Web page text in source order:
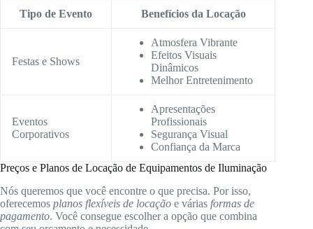
Tipo de Evento
Benefícios da Locação
Festas e Shows
Atmosfera Vibrante
Efeitos Visuais
Dinâmicos
Melhor Entretenimento
Eventos
Corporativos
Apresentações
Profissionais
Segurança Visual
Confiança da Marca
Preços e Planos de Locação de Equipamentos de Iluminação
Nós queremos que você encontre o que precisa. Por isso,
oferecemos planos flexíveis de locação e várias formas de
pagamento. Você consegue escolher a opção que combina